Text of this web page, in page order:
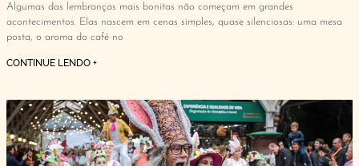
Algumas das lembranças mais bonitas não começam em grandes
acontecimentos. Elas nascem em cenas simples, quase silenciosas: uma mesa
posta, o aroma do café no
CONTINUE LENDO +